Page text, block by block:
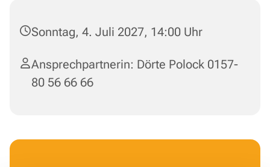
Sonntag, 4. Juli 2027, 14:00 Uhr
Ansprechpartnerin: Dörte Polock 0157-
80 56 66 66